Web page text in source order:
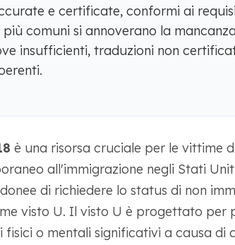
e certificate, conformi ai
comuni si annoverano la
insufficienti, traduzioni non
è una risorsa cruciale per le vittime
all'immigrazione negli Stati
di richiedere lo status di non
visto U. Il visto U è progettato per
fisici o mentali significativi a causa di